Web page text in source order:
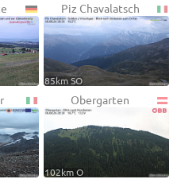
Piz Chavalatsch
85km SO
Obergarten
102km O